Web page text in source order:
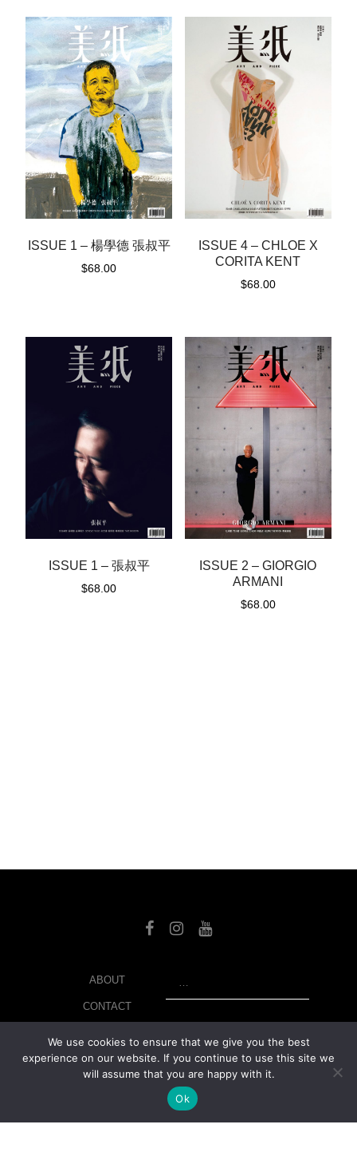
ISSUE 1 – 楊學德 張叔平
$68.00
ISSUE 4 – CHLOE X
CORITA KENT
$68.00
ISSUE 1 – 張叔平
$68.00
ISSUE 2 – GIORGIO
ARMANI
$68.00
ABOUT
CONTACT
MY ACCOUNT
We use cookies to ensure that we give you the best
experience on our website. If you continue to use this site we
will assume that you are happy with it.
Ok